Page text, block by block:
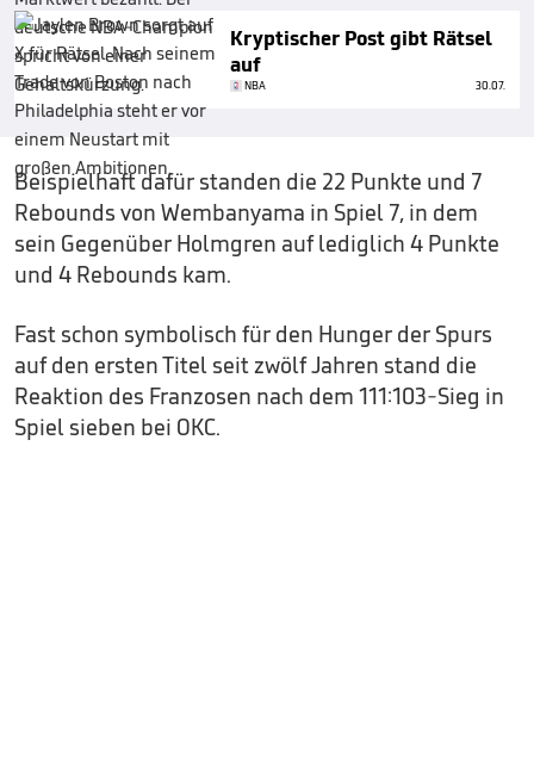
Kryptischer Post gibt Rätsel
auf
NBA 30.07.
Beispielhaft dafür standen die 22 Punkte und 7
Rebounds von Wembanyama in Spiel 7, in dem
sein Gegenüber Holmgren auf lediglich 4 Punkte
und 4 Rebounds kam.
Fast schon symbolisch für den Hunger der Spurs
auf den ersten Titel seit zwölf Jahren stand die
Reaktion des Franzosen nach dem 111:103-Sieg in
Spiel sieben bei OKC.